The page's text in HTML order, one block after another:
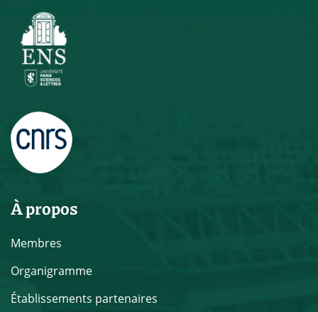
À propos
Membres
Organigramme
Établissements partenaires